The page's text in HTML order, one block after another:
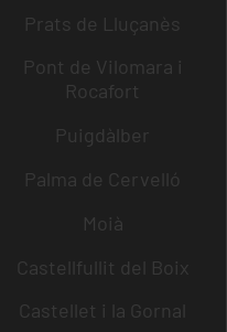
Prats de Lluçanès
Pont de Vilomara i
Rocafort
Puigdàlber
Palma de Cervelló
Moià
Castellfullit del Boix
Castellet i la Gornal